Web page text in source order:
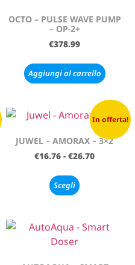
OCTO – PULSE WAVE PUMP
– OP-2+
€378.99
Aggiungi al carrello
In offerta!
JUWEL – AMORAX – 3×2
€16.76 - €26.70
Scegli